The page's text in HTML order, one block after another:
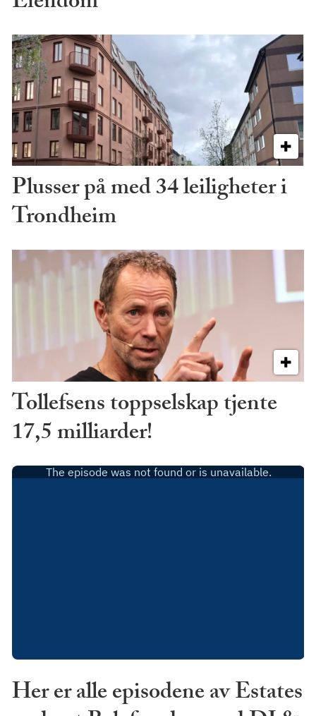
Plusser på med 34 leiligheter i
Trondheim
Tollefsens toppselskap tjente
17,5 milliarder!
Her er alle episodene av Estates